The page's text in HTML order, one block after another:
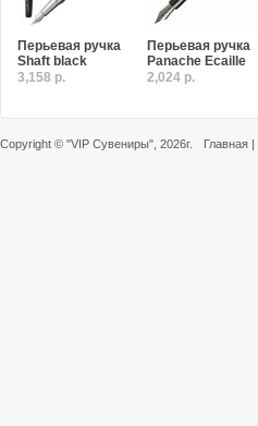
Перьевая ручка
Shaft black
3,158 р.
Перьевая ручка
Panache Ecaille
2,024 р.
Copyright © "VIP Сувениры" , 2026г. Главная |